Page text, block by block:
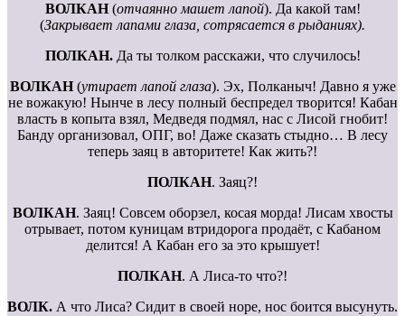
ВОЛКАН(отчаянно машет лапой). Да какой там!
(Закрывает лапами глаза, сотрясается в рыданиях).
ПОЛКАН.Да ты толком расскажи, что случилось!
ВОЛКАН(утирает лапой глаза). Эх, Полканыч! Давно я уже
не вожакую! Нынче в лесу полный беспредел творится! Кабан
власть в копыта взял, Медведя подмял, нас с Лисой гнобит!
Банду организовал, ОПГ, во! Даже сказать стыдно… В лесу
теперь заяц в авторитете! Как жить?!
ПОЛКАН. Заяц?!
ВОЛКАН. Заяц! Совсем оборзел, косая морда! Лисам хвосты
отрывает, потом куницам втридорога продаёт, с Кабаном
делится! А Кабан его за это крышует!
ПОЛКАН. А Лиса-то что?!
ВОЛК. А что Лиса? Сидит в своей норе, нос боится высунуть.